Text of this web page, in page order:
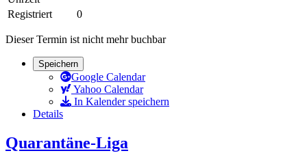
Registriert
0
Dieser Termin ist nicht mehr buchbar
Speichern
Google Calendar
Yahoo Calendar
In Kalender speichern
Details
Quarantäne-Liga